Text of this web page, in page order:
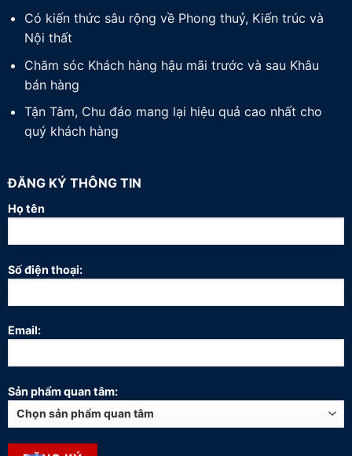
Có kiến thức sâu rộng về Phong thuỷ, Kiến trúc và
Nội thất
Chăm sóc Khách hàng hậu mãi trước và sau Khâu
bán hàng
Tận Tâm, Chu đáo mang lại hiệu quả cao nhất cho
quý khách hàng
ĐĂNG KÝ THÔNG TIN
Họ tên
Số điện thoại:
Email:
Sản phẩm quan tâm: